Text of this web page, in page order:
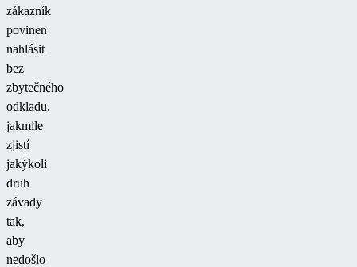
zákazník
povinen
nahlásit
bez
zbytečného
odkladu,
jakmile
zjistí
jakýkoli
druh
závady
tak,
aby
nedošlo